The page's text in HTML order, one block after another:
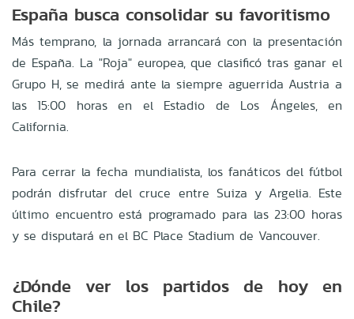
España busca consolidar su favoritismo
Más temprano, la jornada arrancará con la presentación
de España. La "Roja" europea, que clasificó tras ganar el
Grupo H, se medirá ante la siempre aguerrida Austria a
las 15:00 horas en el Estadio de Los Ángeles, en
California.
Para cerrar la fecha mundialista, los fanáticos del fútbol
podrán disfrutar del cruce entre Suiza y Argelia. Este
último encuentro está programado para las 23:00 horas
y se disputará en el BC Place Stadium de Vancouver.
¿Dónde ver los partidos de hoy en
Chile?